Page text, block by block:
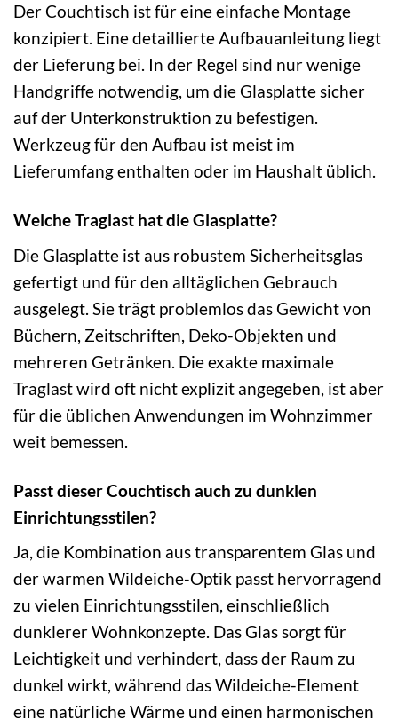
Der Couchtisch ist für eine einfache Montage
konzipiert. Eine detaillierte Aufbauanleitung liegt
der Lieferung bei. In der Regel sind nur wenige
Handgriffe notwendig, um die Glasplatte sicher
auf der Unterkonstruktion zu befestigen.
Werkzeug für den Aufbau ist meist im
Lieferumfang enthalten oder im Haushalt üblich.
Welche Traglast hat die Glasplatte?
Die Glasplatte ist aus robustem Sicherheitsglas
gefertigt und für den alltäglichen Gebrauch
ausgelegt. Sie trägt problemlos das Gewicht von
Büchern, Zeitschriften, Deko-Objekten und
mehreren Getränken. Die exakte maximale
Traglast wird oft nicht explizit angegeben, ist aber
für die üblichen Anwendungen im Wohnzimmer
weit bemessen.
Passt dieser Couchtisch auch zu dunklen
Einrichtungsstilen?
Ja, die Kombination aus transparentem Glas und
der warmen Wildeiche-Optik passt hervorragend
zu vielen Einrichtungsstilen, einschließlich
dunklerer Wohnkonzepte. Das Glas sorgt für
Leichtigkeit und verhindert, dass der Raum zu
dunkel wirkt, während das Wildeiche-Element
eine natürliche Wärme und einen harmonischen